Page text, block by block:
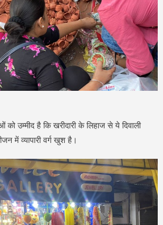
को उम्मीद है कि खरीदारी के लिहाज से ये दिवाली
में व्यापारी वर्ग खुश है।